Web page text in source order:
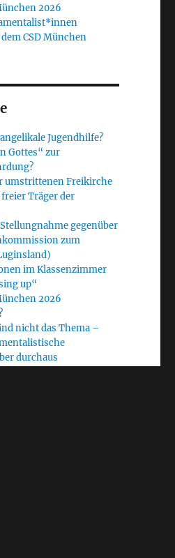
2026
CSD München
Jugendhilfe?
Gottes“ zur
umstrittenen Freikirche
Träger der
gegenüber
zum
im Klassenzimmer
up“
2026
nicht das Thema –
durchaus